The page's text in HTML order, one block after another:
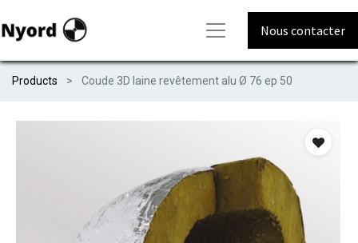
Nous contacter
Products Coude 3D laine revêtement alu Ø 76 ep 50